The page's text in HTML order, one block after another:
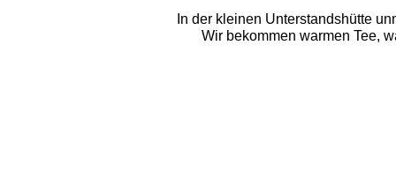
In der kleinen Unterstandshütte
Wir bekommen warmen Tee,